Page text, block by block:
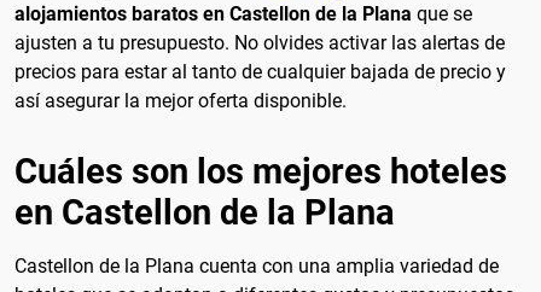
alojamientos baratos en Castellon de la Plana que se
ajusten a tu presupuesto. No olvides activar las alertas de
precios para estar al tanto de cualquier bajada de precio y
así asegurar la mejor oferta disponible.
Cuáles son los mejores hoteles
en Castellon de la Plana
Castellon de la Plana cuenta con una amplia variedad de